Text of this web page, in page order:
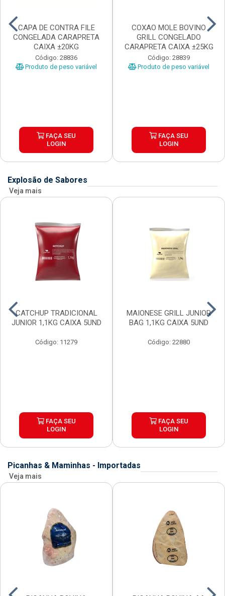
CAPA DE CONTRA FILE
CONGELADA CARAPRETA
CAIXA ±20KG
Código: 28836
Produto de peso variável
FAÇA SEU
LOGIN
COXAO MOLE BOVINO
GRILL CONGELADO
CARAPRETA CAIXA ±25KG
Código: 28839
Produto de peso variável
FAÇA SEU
LOGIN
Explosão de Sabores
Veja mais
CATCHUP TRADICIONAL
JUNIOR 1,1KG CAIXA 5UND
Código: 11279
FAÇA SEU
LOGIN
MAIONESE GRILL JUNIOR
BAG 1,1KG CAIXA 5UND
Código: 22880
FAÇA SEU
LOGIN
Picanhas & Maminhas - Importadas
Veja mais